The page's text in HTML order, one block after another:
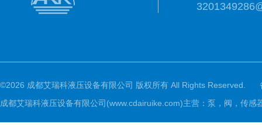
©2026 成都艾瑞科液压设备有限公司 版权所有 All Rights Reserved.
成都艾瑞科液压设备有限公司(www.cdairuike.com)主营：泵，阀，传